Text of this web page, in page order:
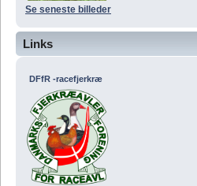
Se seneste billeder
Links
DFfR -racefjerkræ